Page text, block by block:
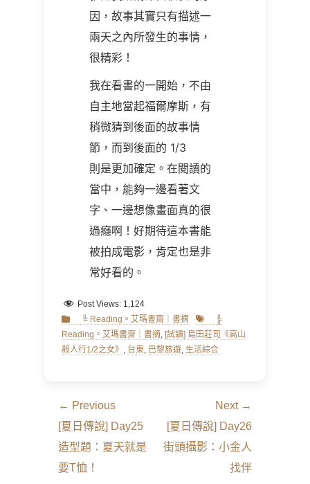
因，故事其實只有描述一
兩天之內所發生的事情，
很精彩！
我在看書的一開始，不由
自主地當起福爾摩斯，有
稍微猜到後面的故事情
節，而到後面的 1/3
則是更加確定。在閱讀的
當中，能夠一邊看著文
字、一邊想像畫面真的很
過癮啊！好期待這本書能
被拍成電影，肯定也是非
常好看的。
Post Views: 1,124
Categories
╚ Reading。艾瑪書齋｜書摘 Tags ╠
Reading。艾瑪書齋｜書摘, [試讀] 島田莊司《高山
殺人行1/2之女》 , 台東, 巴黎旅遊, 生活綜合
文
章
導
覽
← Previous
Previous
post:
[夏日傳說] Day25
造型題：夏天就是
要T恤！
Next →
Next
post:
[夏日傳說] Day26
街頭攝影：小金人
找伴